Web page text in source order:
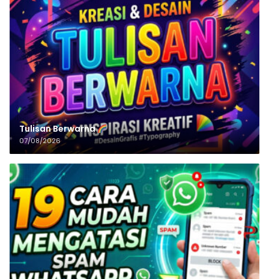
Tulisan‌‌‌‌‌‌‌‌‌‌‌‌‌‌‌‌ Berwarna
07/08/2026